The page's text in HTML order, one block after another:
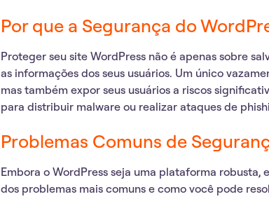
Por que a Segurança do
Proteger seu site WordPress não é apenas sobre
as informações dos seus usuários. Um único
mas também expor seus usuários a riscos
para distribuir malware ou realizar ataques de
Problemas Comuns de
Embora o WordPress seja uma plataforma
dos problemas mais comuns e como você pode